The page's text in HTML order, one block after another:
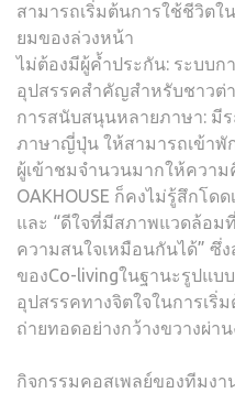
สามารถเริ่มต้นการใช้ชีวิต
ยมของล่วงหน้า
ไม่ต้องมีผู้ค้ำประกัน: ระบบก
อุปสรรคสำคัญสำหรับชาวต่
การสนับสนุนหลายภาษา: มี
ภาษาญี่ปุ่น ให้สามารถเข้าพั
ผู้เข้าชมจำนวนมากให้ความ
OAKHOUSE ก็คงไม่รู้สึกโด
และ “ดีใจที่มีสภาพแวดล้อม
ความสนใจเหมือนกันได้” ซึ่
ของCo-livingในฐานะรูปแบ
อุปสรรคทางจิตใจในการเ
ถ่ายทอดอย่างกว้างขวางผ่า
กิจกรรมคอสเพลย์ของทีมง